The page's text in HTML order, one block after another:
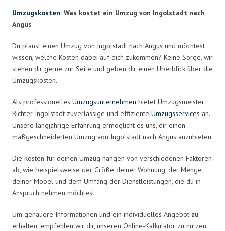
Umzugskosten: Was kostet ein Umzug von Ingolstadt nach
Angus
Du planst einen Umzug von Ingolstadt nach Angus und möchtest
wissen, welche Kosten dabei auf dich zukommen? Keine Sorge, wir
stehen dir gerne zur Seite und geben dir einen Überblick über die
Umzugskosten.
Als professionelles Umzugsunternehmen bietet Umzugsmeister
Richter Ingolstadt zuverlässige und effiziente Umzugsservices an.
Unsere langjährige Erfahrung ermöglicht es uns, dir einen
maßgeschneiderten Umzug von Ingolstadt nach Angus anzubieten.
Die Kosten für deinen Umzug hängen von verschiedenen Faktoren
ab, wie beispielsweise der Größe deiner Wohnung, der Menge
deiner Möbel und dem Umfang der Dienstleistungen, die du in
Anspruch nehmen möchtest.
Um genauere Informationen und ein individuelles Angebot zu
erhalten, empfehlen wir dir, unseren Online-Kalkulator zu nutzen.